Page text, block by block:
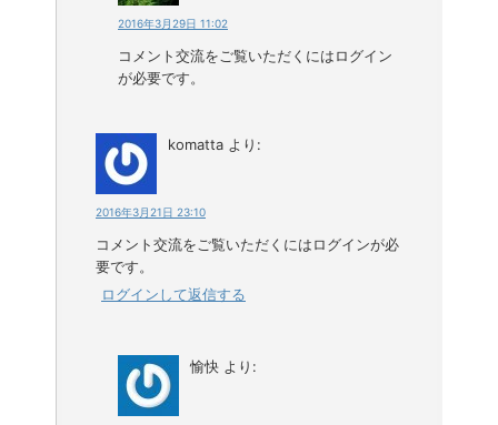
2016年3月29日 11:02
コメント交流をご覧いただくにはログイン
が必要です。
komatta より:
2016年3月21日 23:10
コメント交流をご覧いただくにはログインが必
要です。
ログインして返信する
愉快 より: